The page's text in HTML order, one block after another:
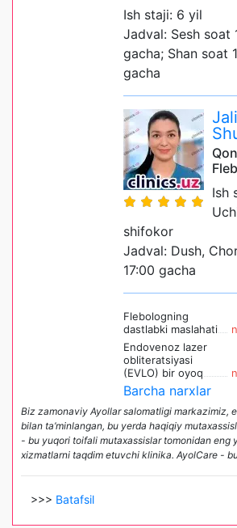
Ish staji: 6 yil
Jadval: Sesh soat
gacha; Shan soat
gacha
Ish
shifokor
Jadval: Dush,
17:00 gacha
Flebologning
dastlabki maslahati
Endovenoz lazer
obliteratsiyasi
(EVLO) bir oyoq
Barcha narxlar
Biz zamonaviy Ayollar salomatligi markazimiz,
bilan ta’minlangan, bu yerda haqiqiy
- bu yuqori toifali mutaxassislar tomonidan eng
xizmatlarni taqdim etuvchi klinika. AyolCare -
>>> Batafsil